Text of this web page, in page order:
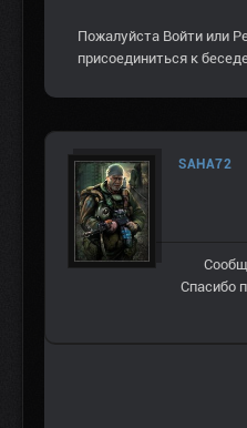
Пожалуйста Войти или
присоединиться к
SAHA72
Спасибо